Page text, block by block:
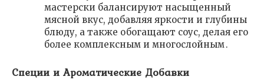
мастерски балансируют насыщенный
мясной вкус, добавляя яркости и глубины
блюду, а также обогащают соус, делая его
более комплексным и многослойным․
Специи и Ароматические Добавки